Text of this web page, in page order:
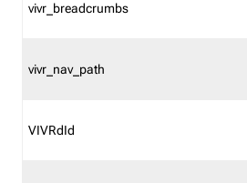
vivr_breadcrumbs
vivr_nav_path
VIVRdId